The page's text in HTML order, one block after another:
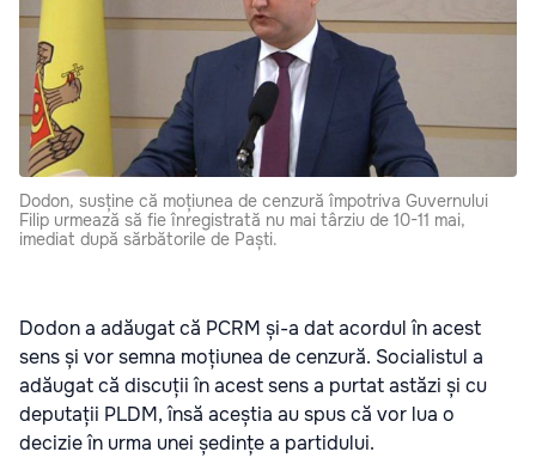
Dodon, susține că moțiunea de cenzură împotriva Guvernului
Filip urmează să fie înregistrată nu mai târziu de 10-11 mai,
imediat după sărbătorile de Paști.
Dodon a adăugat că PCRM și-a dat acordul în acest
sens și vor semna moțiunea de cenzură. Socialistul a
adăugat că discuții în acest sens a purtat astăzi și cu
deputații PLDM, însă aceștia au spus că vor lua o
decizie în urma unei ședințe a partidului.